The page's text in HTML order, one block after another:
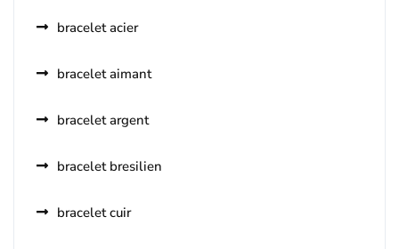
bracelet acier
bracelet aimant
bracelet argent
bracelet bresilien
bracelet cuir